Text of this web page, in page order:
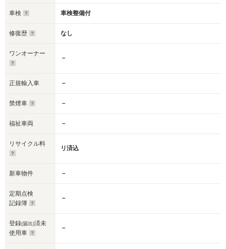
車検 車検整備付
修復歴 なし
ワンオーナー
－
正規輸入車 －
禁煙車 －
福祉車両 －
リサイクル料
リ済込
新車物件 －
定期点検
記録簿
－
登録(届出)済未
使用車
－